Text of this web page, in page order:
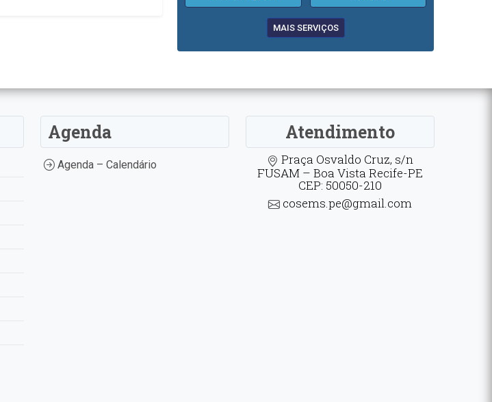
MAIS SERVIÇOS
Agenda
Agenda – Calendário
Atendimento
Praça Osvaldo Cruz, s/n
FUSAM – Boa Vista Recife-PE
CEP: 50050-210
cosems.pe@gmail.com